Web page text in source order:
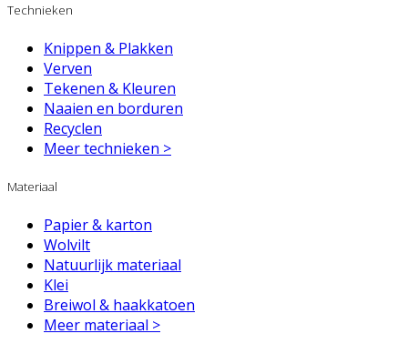
Technieken
Knippen & Plakken
Verven
Tekenen & Kleuren
Naaien en borduren
Recyclen
Meer technieken >
Materiaal
Papier & karton
Wolvilt
Natuurlijk materiaal
Klei
Breiwol & haakkatoen
Meer materiaal >